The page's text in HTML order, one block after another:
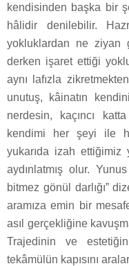
kendisinden başka bir
hâlidir denilebilir.
yokluklardan ne ziyan
derken işaret ettiği
aynı lafızla
unutuş, kâinatın
nerdesin, kaçıncı
kendimi her şeyi ile
yukarıda izah ettiğimiz
aydınlatmış olur.
bitmez gönül darlığı”
aramıza emin bir
asıl gerçekliğine
Trajedinin ve
tekâmülün kapısını